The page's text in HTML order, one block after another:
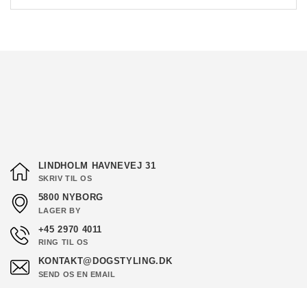
LINDHOLM HAVNEVEJ 31
SKRIV TIL OS
5800 NYBORG
LAGER BY
+45 2970 4011
RING TIL OS
KONTAKT@DOGSTYLING.DK
SEND OS EN EMAIL